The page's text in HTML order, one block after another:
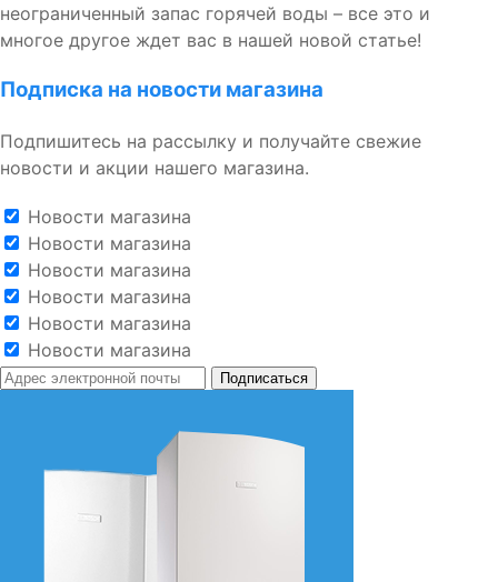
неограниченный запас горячей воды – все это и
многое другое ждет вас в нашей новой статье!
Подписка на новости магазина
Подпишитесь на рассылку и получайте свежие
новости и акции нашего магазина.
Новости магазина
Новости магазина
Новости магазина
Новости магазина
Новости магазина
Новости магазина